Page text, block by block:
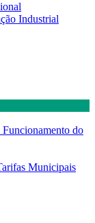
Industrial
do
Municipais